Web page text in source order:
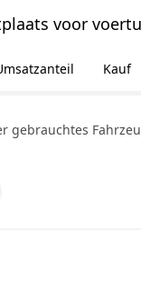
voor
Kauf
gebrauchtes